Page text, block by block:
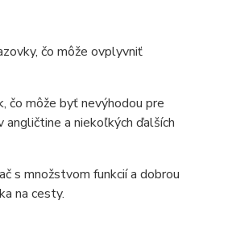
čo môže ovplyvniť
čo môže byť nevýhodou pre
a niekoľkých ďalších
s množstvom funkcií a dobrou
na cesty.